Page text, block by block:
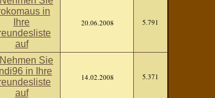
20.06.2008 5.791
14.02.2008 5.371